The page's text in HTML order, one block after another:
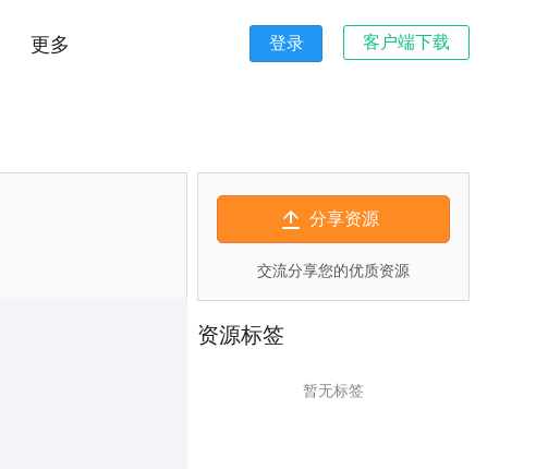
更多 登录 客户端下载
分享资源
交流分享您的优质资源
资源标签
暂无标签